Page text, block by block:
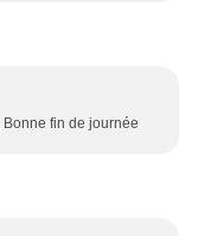
Bonne fin de journée